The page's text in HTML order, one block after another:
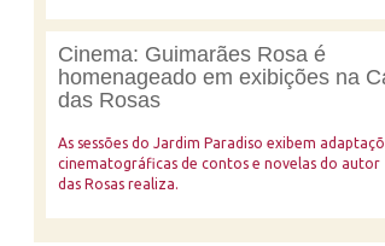
Cinema: Guimarães Rosa é
homenageado em exibições na
das Rosas
As sessões do Jardim Paradiso exibem
cinematográficas de contos e novelas do autor
das Rosas realiza.